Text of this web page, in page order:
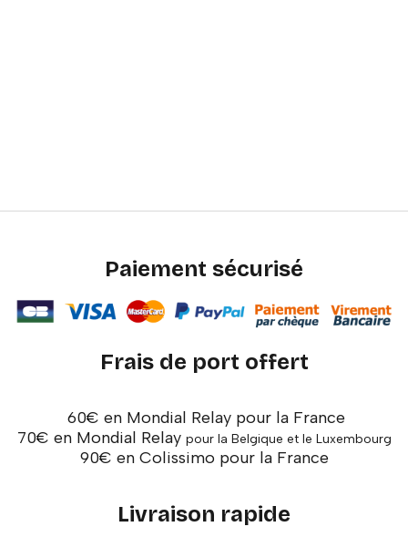
Paiement sécurisé
Frais de port offert
60€ en Mondial Relay pour la France
70€ en Mondial Relay pour la Belgique et le Luxembourg
90€ en Colissimo pour la France
Livraison rapide